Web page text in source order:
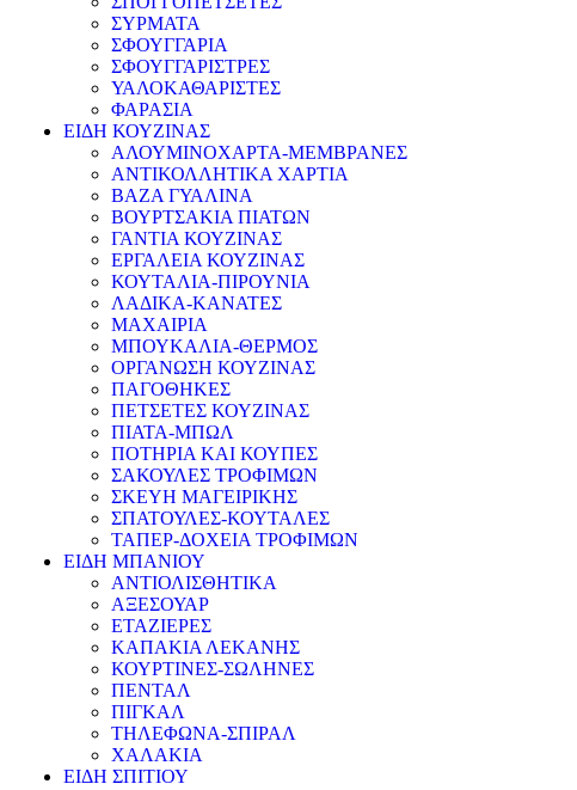
ΣΥΡΜΑΤΑ
ΣΦΟΥΓΓΑΡΙΑ
ΣΦΟΥΓΓΑΡΙΣΤΡΕΣ
ΥΑΛΟΚΑΘΑΡΙΣΤΕΣ
ΦΑΡΑΣΙΑ
ΕΙΔΗ ΚΟΥΖΙΝΑΣ
ΑΛΟΥΜΙΝΟΧΑΡΤΑ-ΜΕΜΒΡΑΝΕΣ
ΑΝΤΙΚΟΛΛΗΤΙΚΑ ΧΑΡΤΙΑ
ΒΑΖΑ ΓΥΑΛΙΝΑ
ΒΟΥΡΤΣΑΚΙΑ ΠΙΑΤΩΝ
ΓΑΝΤΙΑ ΚΟΥΖΙΝΑΣ
ΕΡΓΑΛΕΙΑ ΚΟΥΖΙΝΑΣ
ΚΟΥΤΑΛΙΑ-ΠΙΡΟΥΝΙΑ
ΛΑΔΙΚΑ-ΚΑΝΑΤΕΣ
ΜΑΧΑΙΡΙΑ
ΜΠΟΥΚΑΛΙΑ-ΘΕΡΜΟΣ
ΟΡΓΑΝΩΣΗ ΚΟΥΖΙΝΑΣ
ΠΑΓΟΘΗΚΕΣ
ΠΕΤΣΕΤΕΣ ΚΟΥΖΙΝΑΣ
ΠΙΑΤΑ-ΜΠΩΛ
ΠΟΤΗΡΙΑ ΚΑΙ ΚΟΥΠΕΣ
ΣΑΚΟΥΛΕΣ ΤΡΟΦΙΜΩΝ
ΣΚΕΥΗ ΜΑΓΕΙΡΙΚΗΣ
ΣΠΑΤΟΥΛΕΣ-ΚΟΥΤΑΛΕΣ
ΤΑΠΕΡ-ΔΟΧΕΙΑ ΤΡΟΦΙΜΩΝ
ΕΙΔΗ ΜΠΑΝΙΟΥ
ΑΝΤΙΟΛΙΣΘΗΤΙΚΑ
ΑΞΕΣΟΥΑΡ
ΕΤΑΖΙΕΡΕΣ
ΚΑΠΑΚΙΑ ΛΕΚΑΝΗΣ
ΚΟΥΡΤΙΝΕΣ-ΣΩΛΗΝΕΣ
ΠΕΝΤΑΛ
ΠΙΓΚΑΛ
ΤΗΛΕΦΩΝΑ-ΣΠΙΡΑΛ
ΧΑΛΑΚΙΑ
ΕΙΔΗ ΣΠΙΤΙΟΥ